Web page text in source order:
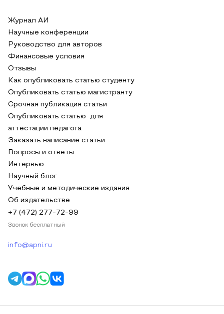
Журнал АИ
Научные конференции
Руководство для авторов
Финансовые условия
Отзывы
Как опубликовать статью студенту
Опубликовать статью магистранту
Срочная публикация статьи
Опубликовать статью для
аттестации педагога
Заказать написание статьи
Вопросы и ответы
Интервью
Научный блог
Учебные и методические издания
Об издательстве
+7 (472) 277-72-99
Звонок бесплатный
info@apni.ru